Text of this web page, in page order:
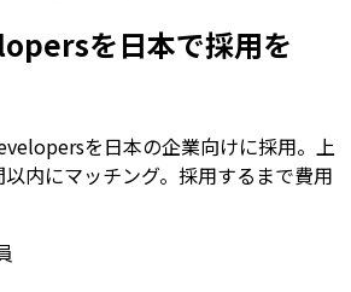
を日本で採用を
を日本の企業向けに採用。上
内にマッチング。採用するまで費用